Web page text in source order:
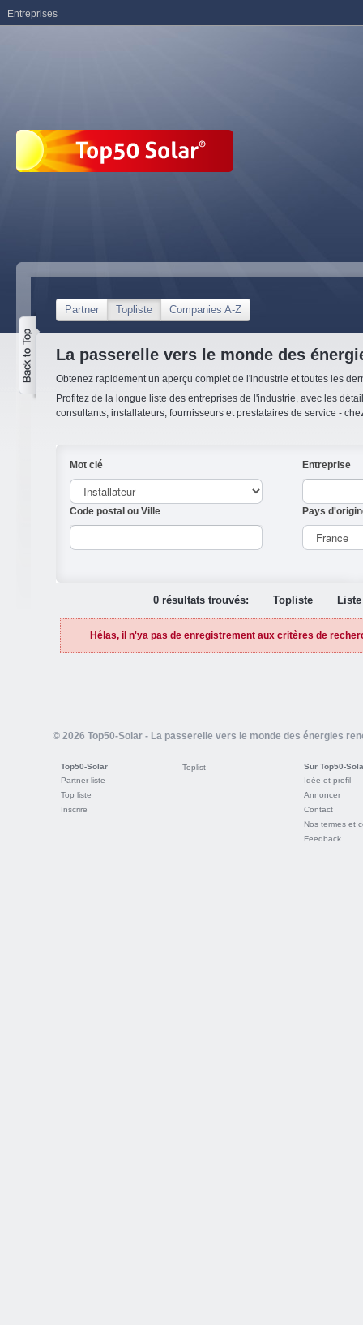
Partner Topliste Companies A-Z
La passerelle vers le monde des
Obtenez rapidement un aperçu complet de l'industrie et toutes les
Profitez de la longue liste des entreprises de l'industrie, avec les
consultants, installateurs, fournisseurs et prestataires de service -
Mot clé Entreprise
Code postal ou Ville Pays
0 résultats trouvés: Topliste
Hélas, il n'ya pas de enregistrement aux critères de
© 2026 Top50-Solar - La passerelle vers le monde des énergies
Top50-Solar
Partner liste
Top liste
Inscrire
Toplist
Sur Top50-
Idée et profil
Annoncer
Contact
Nos termes et
Feedback
Entreprises